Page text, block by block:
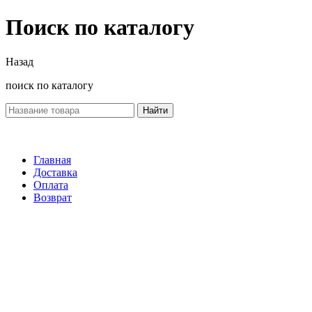
Поиск по каталогу
Назад
поиск по каталогу
Найти
Главная
Доставка
Оплата
Возврат